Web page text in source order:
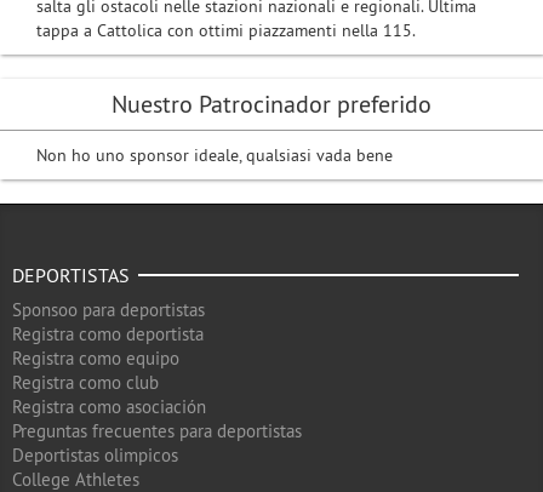
salta gli ostacoli nelle stazioni nazionali e regionali. Ultima
tappa a Cattolica con ottimi piazzamenti nella 115.
Nuestro Patrocinador preferido
Non ho uno sponsor ideale, qualsiasi vada bene
DEPORTISTAS
Sponsoo para deportistas
Registra como deportista
Registra como equipo
Registra como club
Registra como asociación
Preguntas frecuentes para deportistas
Deportistas olimpicos
College Athletes